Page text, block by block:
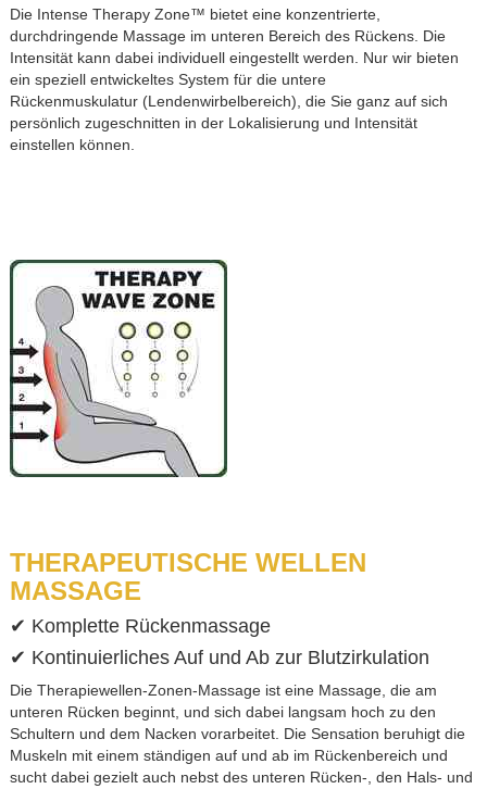
Die Intense Therapy Zone™ bietet eine konzentrierte,
durchdringende Massage im unteren Bereich des Rückens. Die
Intensität kann dabei individuell eingestellt werden. Nur wir bieten
ein speziell entwickeltes System für die untere
Rückenmuskulatur (Lendenwirbelbereich), die Sie ganz auf sich
persönlich zugeschnitten in der Lokalisierung und Intensität
einstellen können.
THERAPEUTISCHE WELLEN
MASSAGE
✔ Komplette Rückenmassage
✔ Kontinuierliches Auf und Ab zur Blutzirkulation
Die Therapiewellen-Zonen-Massage ist eine Massage, die am
unteren Rücken beginnt, und sich dabei langsam hoch zu den
Schultern und dem Nacken vorarbeitet. Die Sensation beruhigt die
Muskeln mit einem ständigen auf und ab im Rückenbereich und
sucht dabei gezielt auch nebst des unteren Rücken-, den Hals- und